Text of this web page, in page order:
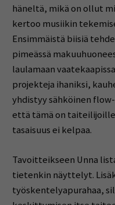
häneltä, mikä on ollut
kertoo musiikin
Ensimmäistä biisiä
pimeässä
laulamaan
projekteja ihaniksi,
yhdistyy sähköinen
että tämä on
tasaisuus ei kelpaa.
Tavoitteikseen Unna
tietenkin näyttelyt.
työskentelyapurahaa,